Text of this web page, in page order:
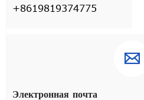
+8619819374775

Электронная почта